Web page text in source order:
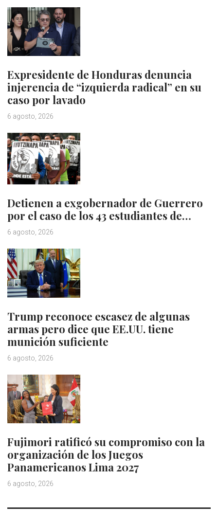
Expresidente de Honduras denuncia
injerencia de “izquierda radical” en su
caso por lavado
6 agosto, 2026
Detienen a exgobernador de Guerrero
por el caso de los 43 estudiantes de…
6 agosto, 2026
Trump reconoce escasez de algunas
armas pero dice que EE.UU. tiene
munición suficiente
6 agosto, 2026
Fujimori ratificó su compromiso con la
organización de los Juegos
Panamericanos Lima 2027
6 agosto, 2026